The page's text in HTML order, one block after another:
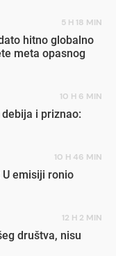
5 H 18 MIN
hitno globalno
meta opasnog
10 H 6 MIN
i priznao:
10 H 46 MIN
emisiji ronio
12 H 2 MIN
društva, nisu